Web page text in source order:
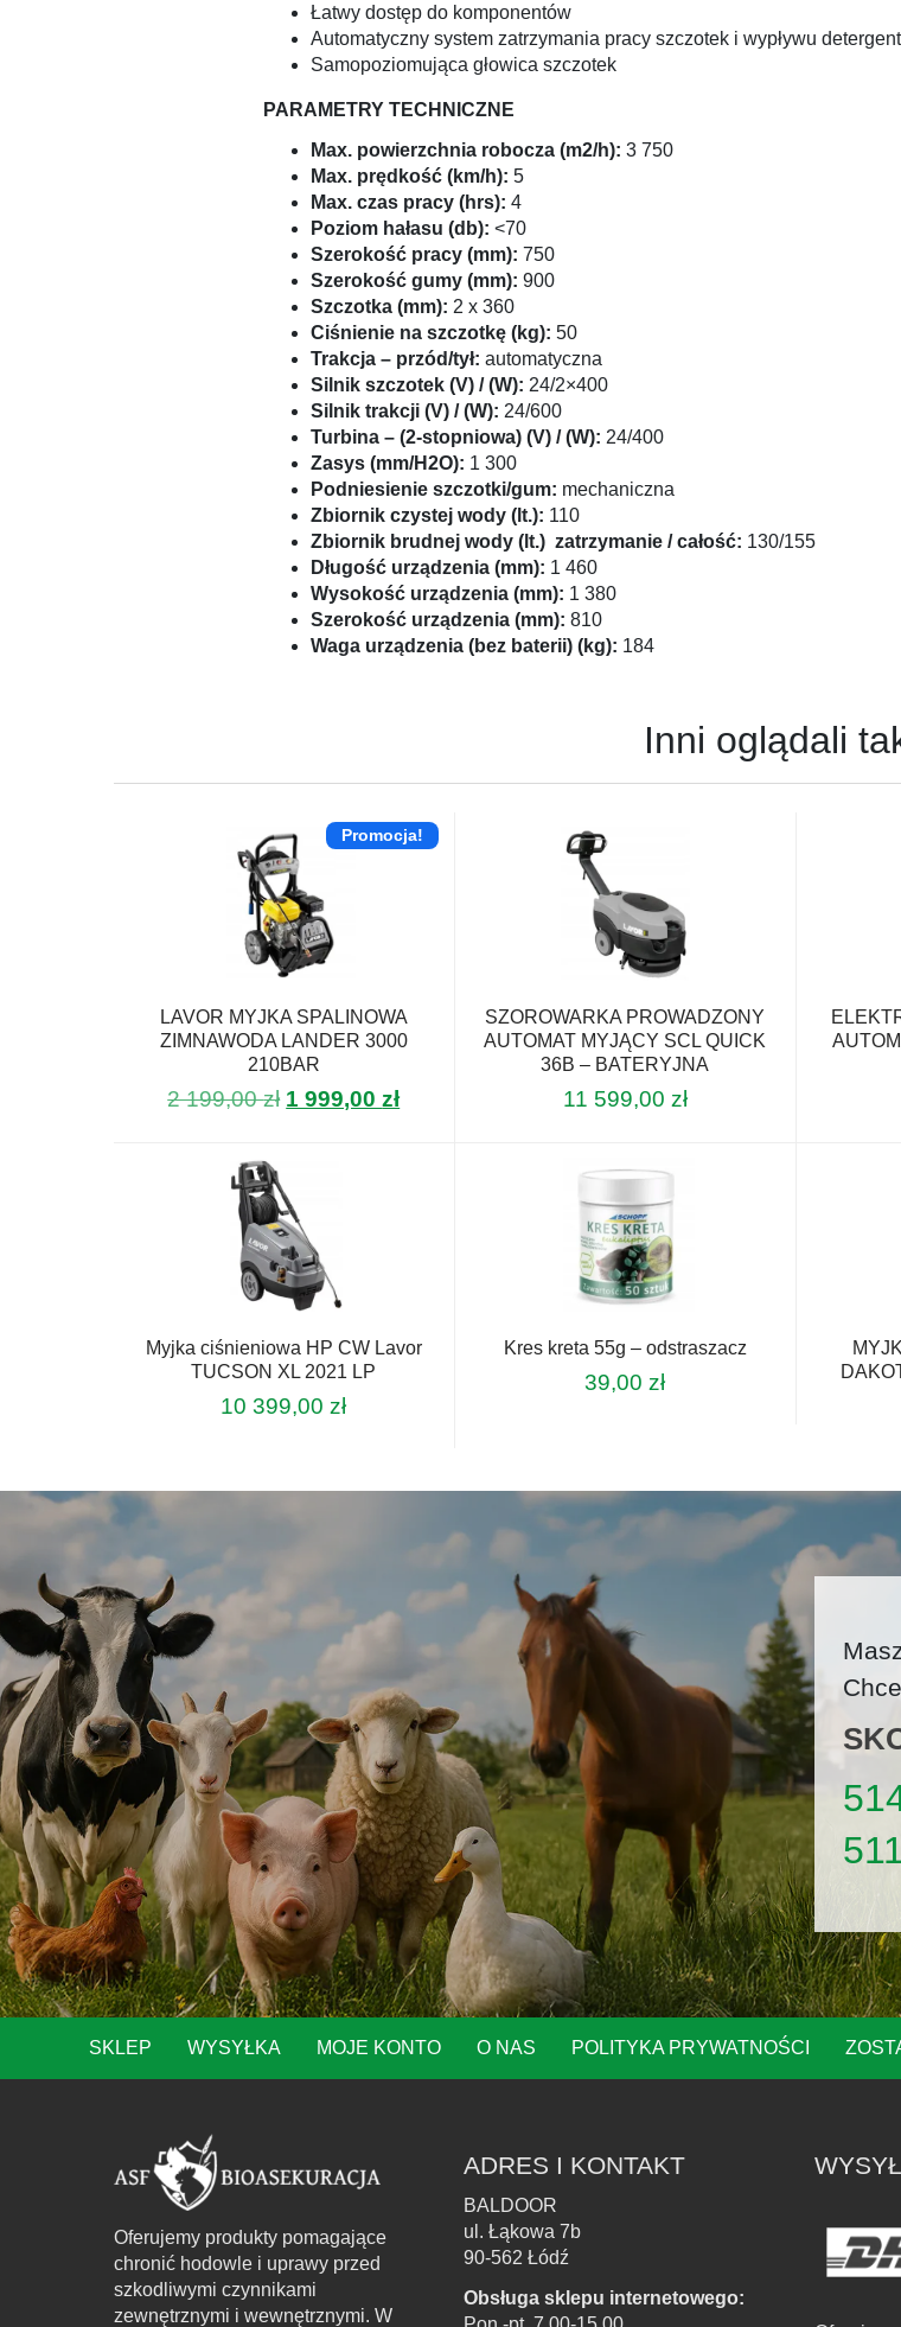
Łatwy dostęp do komponentów
Automatyczny system zatrzymania pracy szczotek i wypływu
Samopoziomująca głowica szczotek
PARAMETRY TECHNICZNE
Max. powierzchnia robocza (m2/h): 3 750
Max. prędkość (km/h): 5
Max. czas pracy (hrs): 4
Poziom hałasu (db): <70
Szerokość pracy (mm): 750
Szerokość gumy (mm): 900
Szczotka (mm): 2 x 360
Ciśnienie na szczotkę (kg): 50
Trakcja – przód/tył: automatyczna
Silnik szczotek (V) / (W): 24/2×400
Silnik trakcji (V) / (W): 24/600
Turbina – (2-stopniowa) (V) / (W): 24/400
Zasys (mm/H2O): 1 300
Podniesienie szczotki/gum: mechaniczna
Zbiornik czystej wody (lt.): 110
Zbiornik brudnej wody (lt.) zatrzymanie / całość: 130/155
Długość urządzenia (mm): 1 460
Wysokość urządzenia (mm): 1 380
Szerokość urządzenia (mm): 810
Waga urządzenia (bez baterii) (kg): 184
Inni oglądali
Promocja!
LAVOR MYJKA SPALINOWA
ZIMNAWODA LANDER 3000
210BAR
2 199,00zł Pierwotna
199,00 zł.
1 999,00złAktualna
SZOROWARKA PROWADZONY
AUTOMAT MYJĄCY SCL QUICK
36B – BATERYJNA
11 599,00 zł
Myjka ciśnieniowa HP CW Lavor
TUCSON XL 2021 LP
10 399,00zł
Kres kreta 55g – odstraszacz
39,00zł
SKLEP WYSYŁKA MOJE KONTO O NAS POLITYKA PRYWATNOŚCI
Oferujemy produkty pomagające
chronić hodowle i uprawy przed
szkodliwymi czynnikami
zewnętrznymi i wewnętrznymi. W
ADRES I KONTAKT
BALDOOR
ul. Łąkowa 7b
90-562 Łódź
Obsługa sklepu internetowego: